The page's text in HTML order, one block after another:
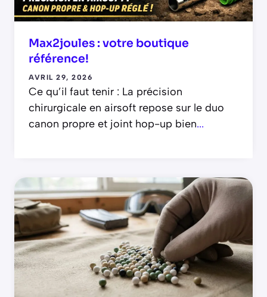
Max2joules : votre boutique
référence!
AVRIL 29, 2026
Ce qu’il faut tenir : La précision
chirurgicale en airsoft repose sur le duo
canon propre et joint hop-up bien...